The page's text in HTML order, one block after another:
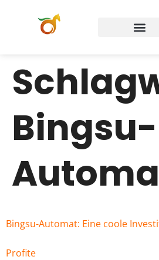
Bingsu-
Bingsu-Automat: Eine coole
Profite